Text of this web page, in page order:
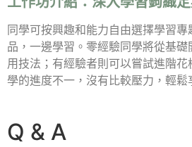
同學可按興趣和能力自由選擇學習
品，一邊學習。零經驗同學將從基
用技法；有經驗者則可以嘗試進階花
學的進度不一，沒有比較壓力，輕鬆
Q & A